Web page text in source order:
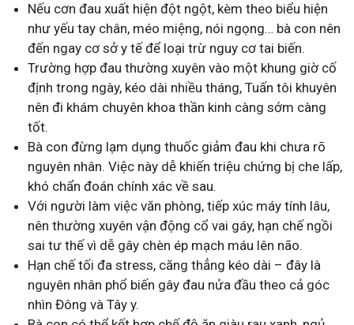
Nếu cơn đau xuất hiện đột ngột, kèm theo biểu hiện
như yếu tay chân, méo miệng, nói ngọng… bà con nên
đến ngay cơ sở y tế để loại trừ nguy cơ tai biến.
Trường hợp đau thường xuyên vào một khung giờ cố
định trong ngày, kéo dài nhiều tháng, Tuấn tôi khuyên
nên đi khám chuyên khoa thần kinh càng sớm càng
tốt.
Bà con đừng lạm dụng thuốc giảm đau khi chưa rõ
nguyên nhân. Việc này dễ khiến triệu chứng bị che lấp,
khó chẩn đoán chính xác về sau.
Với người làm việc văn phòng, tiếp xúc máy tính lâu,
nên thường xuyên vận động cổ vai gáy, hạn chế ngồi
sai tư thế vì dễ gây chèn ép mạch máu lên não.
Hạn chế tối đa stress, căng thẳng kéo dài – đây là
nguyên nhân phổ biến gây đau nửa đầu theo cả góc
nhìn Đông và Tây y.